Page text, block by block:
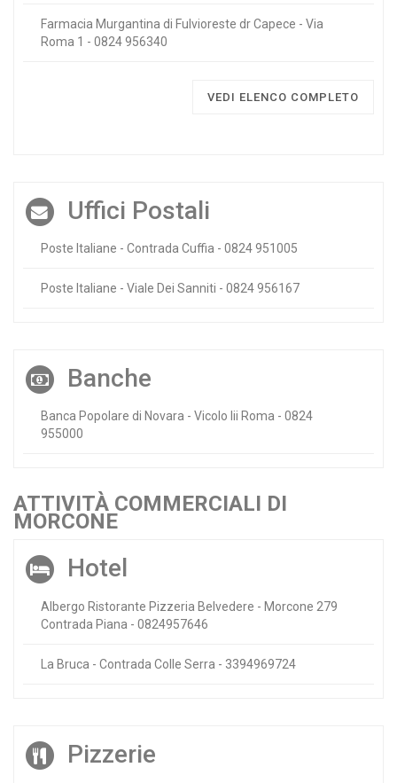
Farmacia Murgantina di Fulvioreste dr Capece - Via
Roma 1 - 0824 956340
VEDI ELENCO COMPLETO
Uffici Postali
Poste Italiane - Contrada Cuffia - 0824 951005
Poste Italiane - Viale Dei Sanniti - 0824 956167
Banche
Banca Popolare di Novara - Vicolo Iii Roma - 0824
955000
ATTIVITÀ COMMERCIALI DI
MORCONE
Hotel
Albergo Ristorante Pizzeria Belvedere - Morcone 279
Contrada Piana - 0824957646
La Bruca - Contrada Colle Serra - 3394969724
Pizzerie